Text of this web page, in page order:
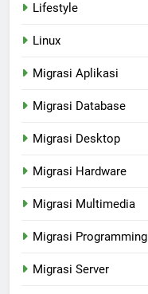
Lifestyle
Linux
Migrasi Aplikasi
Migrasi Database
Migrasi Desktop
Migrasi Hardware
Migrasi Multimedia
Migrasi Programming
Migrasi Server